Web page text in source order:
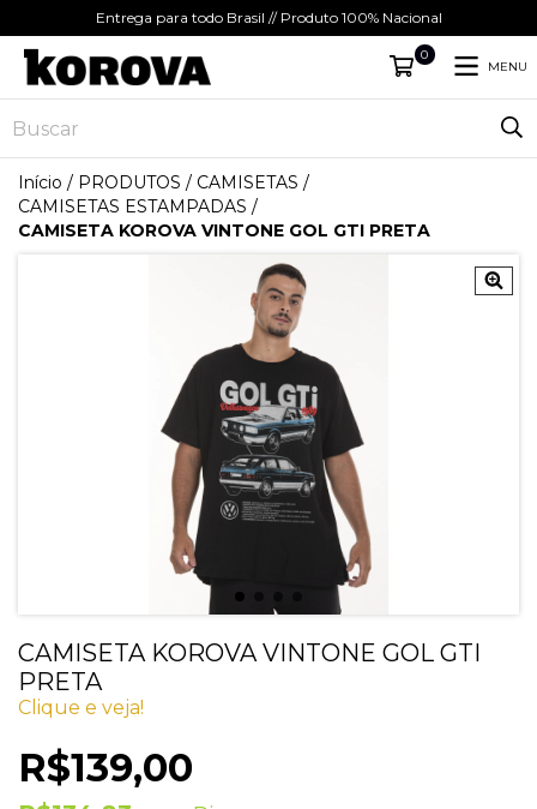
Entrega para todo Brasil // Produto 100% Nacional
0
MENU
Início / PRODUTOS / CAMISETAS /
CAMISETAS ESTAMPADAS /
CAMISETA KOROVA VINTONE GOL GTI PRETA
CAMISETA KOROVA VINTONE GOL GTI
PRETA
Clique e veja!
R$139,00